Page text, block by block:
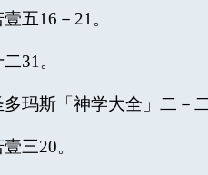
五16－21。
31。
玛斯「神学大全」二－
三20。